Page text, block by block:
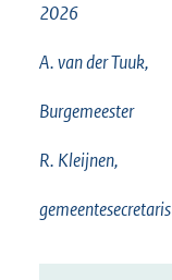
2026
A. van der Tuuk,
Burgemeester
R. Kleijnen,
gemeentesecretaris